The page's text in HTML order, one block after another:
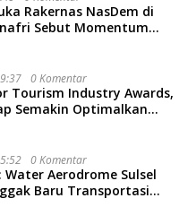
Rakernas NasDem di
Sebut Momentum
0 Komentar
Tourism Industry Awards,
Semakin Optimalkan
0 Komentar
Water Aerodrome Sulsel
Baru Transportasi